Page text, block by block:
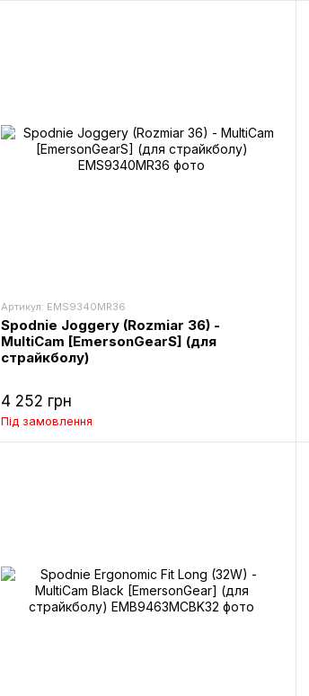
Артикул: EMS9340MR36
Spodnie Joggery (Rozmiar 36) -
MultiCam [EmersonGearS] (для
страйкболу)
4 252 грн
Під замовлення